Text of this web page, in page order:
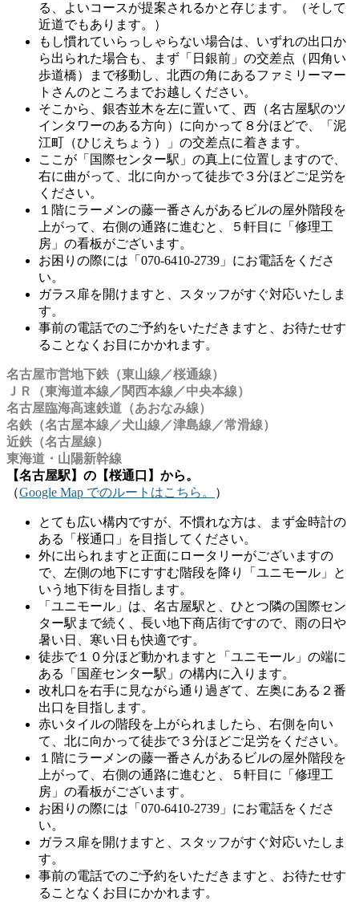
る、よいコースが提案されるかと存じます。（そして
近道でもあります。）
もし慣れていらっしゃらない場合は、いずれの出口か
ら出られた場合も、まず「日銀前」の交差点（四角い
歩道橋）まで移動し、北西の角にあるファミリーマー
トさんのところまでお越しください。
そこから、銀杏並木を左に置いて、西（名古屋駅のツ
インタワーのある方向）に向かって８分ほどで、「泥
江町（ひじえちょう）」の交差点に着きます。
ここが「国際センター駅」の真上に位置しますので、
右に曲がって、北に向かって徒歩で３分ほどご足労を
ください。
１階にラーメンの藤一番さんがあるビルの屋外階段を
上がって、右側の通路に進むと、５軒目に「修理工
房」の看板がございます。
お困りの際には「070-6410-2739」にお電話をくださ
い。
ガラス扉を開けますと、スタッフがすぐ対応いたしま
す。
事前の電話でのご予約をいただきますと、お待たせす
ることなくお目にかかれます。
名古屋市営地下鉄（東山線／桜通線）
ＪＲ（東海道本線／関西本線／中央本線）
名古屋臨海高速鉄道（あおなみ線）
名鉄（名古屋本線／犬山線／津島線／常滑線）
近鉄（名古屋線）
東海道・山陽新幹線
【名古屋駅】の【桜通口】から。
（Google Map でのルートはこちら。 ）
とても広い構内ですが、不慣れな方は、まず金時計の
ある「桜通口」を目指してください。
外に出られますと正面にロータリーがございますの
で、左側の地下にすすむ階段を降り「ユニモール」と
いう地下街を目指します。
「ユニモール」は、名古屋駅と、ひとつ隣の国際セン
ター駅まで続く、長い地下商店街ですので、雨の日や
暑い日、寒い日も快適です。
徒歩で１０分ほど動かれますと「ユニモール」の端に
ある「国産センター駅」の構内に入ります。
改札口を右手に見ながら通り過ぎて、左奥にある２番
出口を目指します。
赤いタイルの階段を上がられましたら、右側を向い
て、北に向かって徒歩で３分ほどご足労をください。
１階にラーメンの藤一番さんがあるビルの屋外階段を
上がって、右側の通路に進むと、５軒目に「修理工
房」の看板がございます。
お困りの際には「070-6410-2739」にお電話をくださ
い。
ガラス扉を開けますと、スタッフがすぐ対応いたしま
す。
事前の電話でのご予約をいただきますと、お待たせす
ることなくお目にかかれます。